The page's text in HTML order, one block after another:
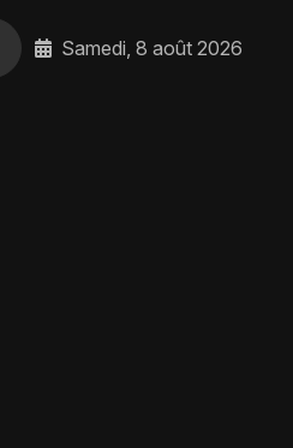
Samedi, 8 août 2026